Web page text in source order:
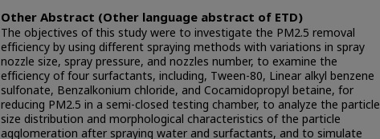
Other Abstract (Other language abstract of ETD)
The objectives of this study were to investigate the PM2.5 removal
efficiency by using different spraying methods with variations in spray
nozzle size, spray pressure, and nozzles number, to examine the
efficiency of four surfactants, including, Tween-80, Linear alkyl benzene
sulfonate, Benzalkonium chloride, and Cocamidopropyl betaine, for
reducing PM2.5 in a semi-closed testing chamber, to analyze the particle
size distribution and morphological characteristics of the particle
agglomeration after spraying water and surfactants, and to simulate